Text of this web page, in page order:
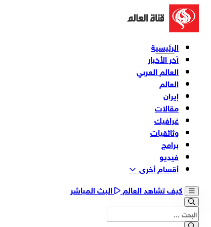
الرئيسية
آخر الأخبار
العالم العربي
العالم
إيران
مقالات
غرافيك
وثائقیات
برامج
فیدیو
أقسام أخری
كيف تشاهد العالم
البث المباشر